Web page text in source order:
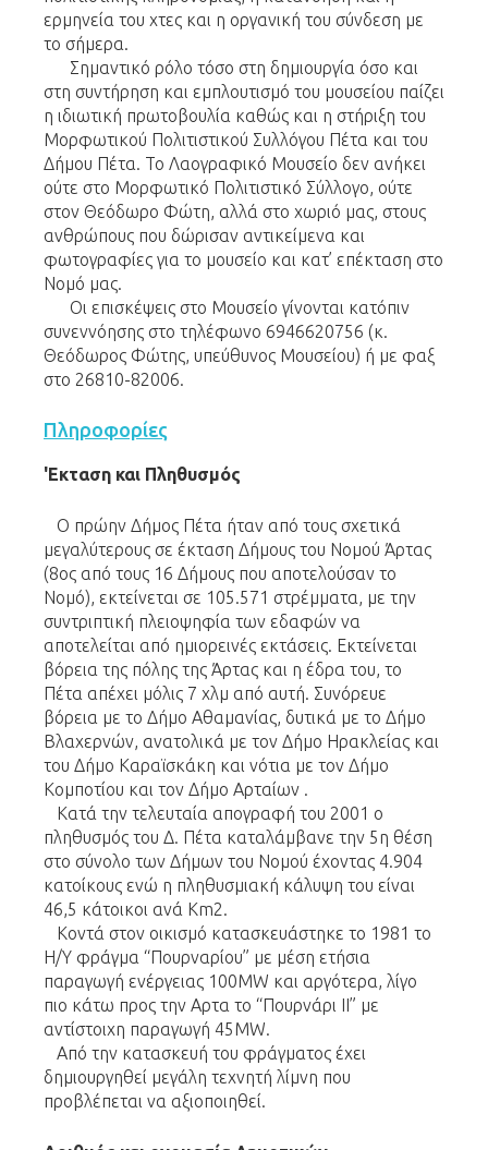
ερμηνεία του χτες και η οργανική του σύνδεση με
το σήμερα.
Σημαντικό ρόλο τόσο στη δημιουργία όσο και
στη συντήρηση και εμπλουτισμό του μουσείου παίζει
η ιδιωτική πρωτοβουλία καθώς και η στήριξη του
Μορφωτικού Πολιτιστικού Συλλόγου Πέτα και του
Δήμου Πέτα. Το Λαογραφικό Μουσείο δεν ανήκει
ούτε στο Μορφωτικό Πολιτιστικό Σύλλογο, ούτε
στον Θεόδωρο Φώτη, αλλά στο χωριό μας, στους
ανθρώπους που δώρισαν αντικείμενα και
φωτογραφίες για το μουσείο και κατ’ επέκταση στο
Νομό μας.
Οι επισκέψεις στο Μουσείο γίνονται κατόπιν
συνεννόησης στο τηλέφωνο 6946620756 (κ.
Θεόδωρος Φώτης, υπεύθυνος Μουσείου) ή με φαξ
στο 26810-82006.
Πληροφορίες
'Eκταση και Πληθυσμός
Ο πρώην Δήμος Πέτα ήταν από τους σχετικά
μεγαλύτερους σε έκταση Δήμους του Νομού Άρτας
(8ος από τους 16 Δήμους που αποτελούσαν το
Νομό), εκτείνεται σε 105.571 στρέμματα, με την
συντριπτική πλειοψηφία των εδαφών να
αποτελείται από ημιορεινές εκτάσεις. Εκτείνεται
βόρεια της πόλης της Άρτας και η έδρα του, το
Πέτα απέχει μόλις 7 χλμ από αυτή. Συνόρευε
βόρεια με το Δήμο Αθαμανίας, δυτικά με το Δήμο
Βλαχερνών, ανατολικά με τον Δήμο Ηρακλείας και
του Δήμο Καραϊσκάκη και νότια με τον Δήμο
Κομποτίου και τον Δήμο Αρταίων .
Κατά την τελευταία απογραφή του 2001 ο
πληθυσμός του Δ. Πέτα καταλάμβανε την 5η θέση
στο σύνολο των Δήμων του Νομού έχοντας 4.904
κατοίκους ενώ η πληθυσμιακή κάλυψη του είναι
46,5 κάτοικοι ανά Km2.
Κοντά στον οικισμό κατασκευάστηκε το 1981 το
Η/Υ φράγμα “Πουρναρίου” με μέση ετήσια
παραγωγή ενέργειας 100MW και αργότερα, λίγο
πιο κάτω προς την Αρτα το “Πουρνάρι ΙΙ” με
αντίστοιχη παραγωγή 45MW.
Από την κατασκευή του φράγματος έχει
δημιουργηθεί μεγάλη τεχνητή λίμνη που
προβλέπεται να αξιοποιηθεί.